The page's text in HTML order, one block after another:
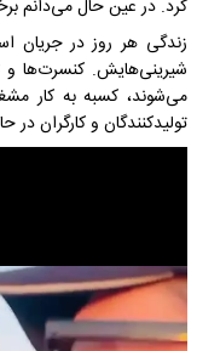
کرد. در عین حال می‌دانم
زندگی هر روز در جریان
شیرینی‌هایش. کنسرت‌ها و
می‌شوند، کسبه به کار
تولیدکنندگان و کارگران در